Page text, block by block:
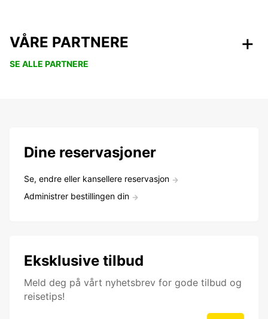
VÅRE PARTNERE
SE ALLE PARTNERE
Dine reservasjoner
Se, endre eller kansellere reservasjon
Administrer bestillingen din
Eksklusive tilbud
Meld deg på vårt nyhetsbrev for gode tilbud og
reisetips!